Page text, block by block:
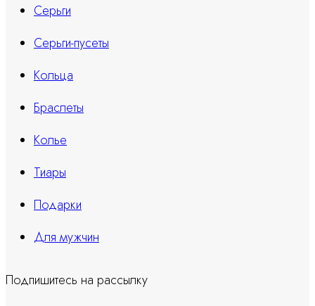
Серьги
Серьги-пусеты
Кольца
Браслеты
Колье
Тиары
Подарки
Для мужчин
Подпишитесь на рассылку